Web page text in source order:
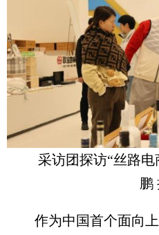
采访团探访“丝路
鹏
作为中国首个面向上